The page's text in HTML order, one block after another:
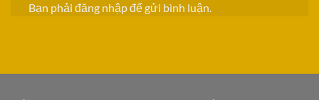
Bạn phải đăng nhậpđể gửi bình luận.